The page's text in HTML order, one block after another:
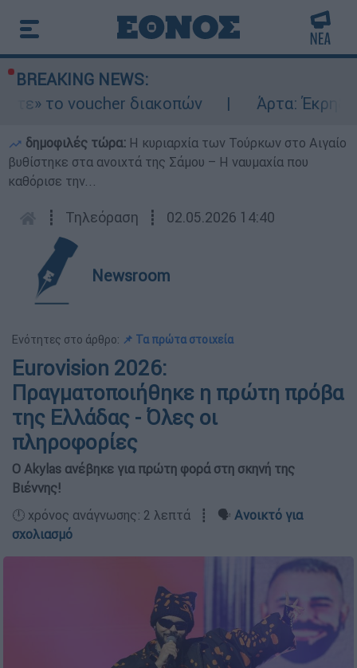
BREAKING NEWS:
το voucher διακοπών
Άρτα: Έκρηξη
δημοφιλές τώρα: Η κυριαρχία των Τούρκων στο Αιγαίο
βυθίστηκε στα ανοιχτά της Σάμου – Η ναυμαχία που
καθόρισε την...
┋ Τηλεόραση ┋ 02.05.2026 14:40
Newsroom
Ενότητες στο άρθρο: 📌 Τα πρώτα στοιχεία
Eurovision 2026:
Πραγματοποιήθηκε η πρώτη πρόβα
της Ελλάδας - Όλες οι
πληροφορίες
Ο Akylas ανέβηκε για πρώτη φορά στη σκηνή της
Βιέννης!
🕛 χρόνος ανάγνωσης: 2 λεπτά ┋ 🗣️ Ανοικτό για
σχολιασμό